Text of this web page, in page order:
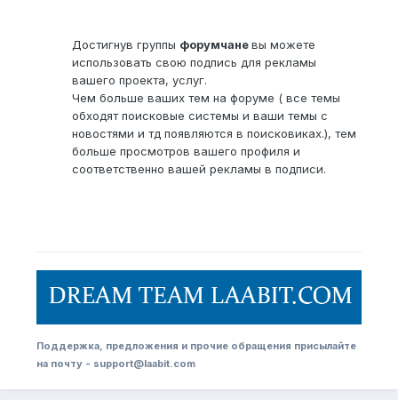
Достигнув группы форумчаневы можете
использовать свою подпись для рекламы
вашего проекта, услуг.
Чем больше ваших тем на форуме ( все темы
обходят поисковые системы и ваши темы с
новостями и тд появляются в поисковиках.), тем
больше просмотров вашего профиля и
соответственно вашей рекламы в подписи.
Поддержка, предложения и прочие обращения присылайте
на почту - support@laabit.com